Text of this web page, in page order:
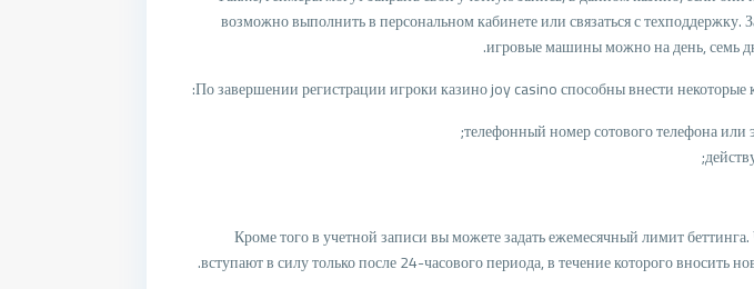
возможно выполнить в персональном кабинете или связаться с техподдержку.
игровые машины можно на день, семь
По завершении регистрации игроки казино joy casino способны внести некоторые
телефонный номер сотового телефона или
Кроме того в учетной записи вы можете задать ежемесячный лимит
вступают в силу только после 24-часового периода, в течение которого вносить